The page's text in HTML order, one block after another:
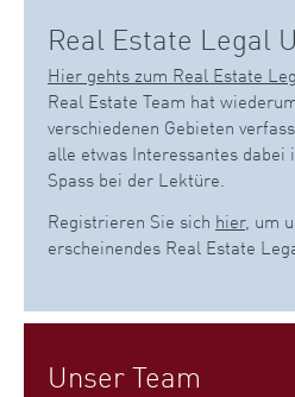
Real Estate Legal
Hier gehts zum Real Estate
Real Estate Team hat
verschiedenen Gebieten
alle etwas Interessantes dabei
Spass bei der Lektüre.
Registrieren Sie sich hier, um
erscheinendes Real Estate
Unser Team